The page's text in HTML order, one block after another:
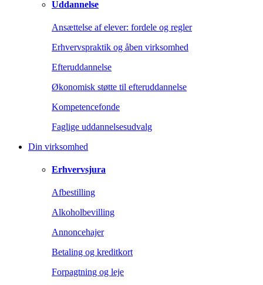
Uddannelse
Ansættelse af elever: fordele og regler
Erhvervspraktik og åben virksomhed
Efteruddannelse
Økonomisk støtte til efteruddannelse
Kompetencefonde
Faglige uddannelsesudvalg
Din virksomhed
Erhvervsjura
Afbestilling
Alkoholbevilling
Annoncehajer
Betaling og kreditkort
Forpagtning og leje